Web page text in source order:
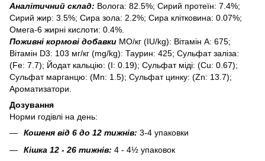
Аналітичний склад: Волога: 82.5%; Сирий протеїн: 7.4%;
Сирий жир: 3.5%; Сира зола: 2.2%; Сира клітковина: 0.07%;
Омега-6 жирні кислоти: 0.4%.
Поживні кормові добавки МО/кг (IU/kg): Вітамін А: 675;
Вітамін D3: 103 мг/кг (mg/kg): Таурин: 425; Сульфат заліза:
(Fe: 7.7); Йодат кальцію: (I: 0.19); Сульфат міді: (Cu: 0.67);
Сульфат марганцю: (Mn: 1.5); Сульфат цинку: (Zn: 13.7);
Aроматизатори.
Дозування
Норми годівлі на день:
Кошеня від 6 до 12 тижнів: 3-4 упаковки
Кішка 12 - 26 тижнів: 4 - 4½ упаковок